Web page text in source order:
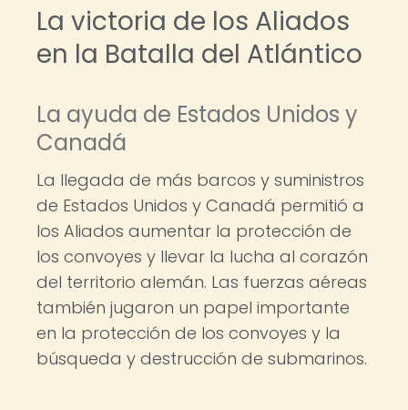
La victoria de los Aliados
en la Batalla del Atlántico
La ayuda de Estados Unidos y
Canadá
La llegada de más barcos y suministros
de Estados Unidos y Canadá permitió a
los Aliados aumentar la protección de
los convoyes y llevar la lucha al corazón
del territorio alemán. Las fuerzas aéreas
también jugaron un papel importante
en la protección de los convoyes y la
búsqueda y destrucción de submarinos.